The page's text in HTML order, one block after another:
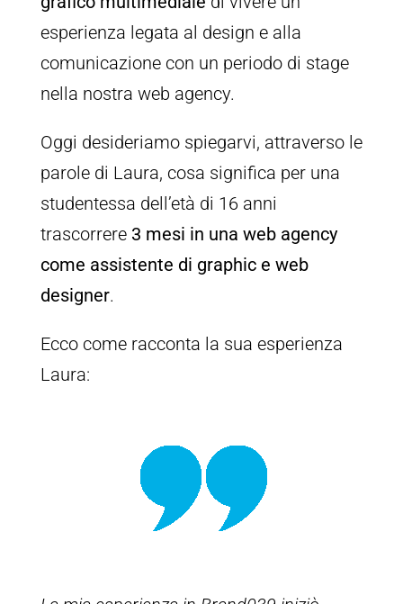
esperienza legata al design e alla
comunicazione con un periodo di stage
nella nostra web agency.
Oggi desideriamo spiegarvi, attraverso le
parole di Laura, cosa significa per una
studentessa dell’età di 16 anni
trascorrere 3 mesi in una web agency
come assistente di graphic e web
designer.
Ecco come racconta la sua esperienza
Laura: